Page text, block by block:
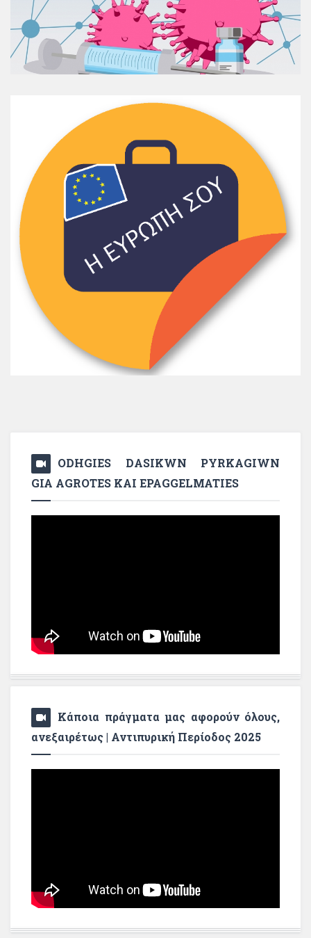
ODHGIES DASIKWN PYRKAGIWN
GIA AGROTES KAI EPAGGELMATIES
Κάποια πράγματα μας αφορούν όλους,
ανεξαιρέτως | Αντιπυρική Περίοδος 2025